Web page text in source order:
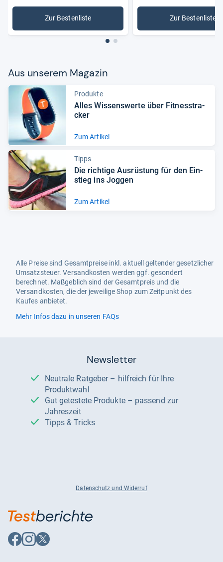
Zur Bestenliste: Aktivitäts- & Fitnesstracker Zur Bestenliste
: Fitness-
Aus unse­rem Maga­zin
Produkte
Alles Wis­sens­werte über Fit­ness­tra­
cker
Zum Artikel
Tipps
Die rich­tige Aus­rüs­tung für den Ein­
stieg ins Jog­gen
Zum Artikel
Alle Preise sind Gesamtpreise inkl. aktuell geltender gesetzlicher
Umsatzsteuer. Versandkosten werden ggf. gesondert
berechnet. Maßgeblich sind der Gesamtpreis und die
Versandkosten, die der jeweilige Shop zum Zeitpunkt des
Kaufes anbietet.
Mehr Infos dazu in unseren FAQs
Newsletter
Neutrale Ratgeber – hilfreich für Ihre
Produktwahl
Gut getestete Produkte – passend zur
Jahreszeit
Tipps & Tricks
Datenschutz und Widerruf
Auf
Facebook
Auf
Instagram
Auf
X